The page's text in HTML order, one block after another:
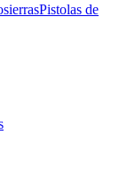
Pistolas de